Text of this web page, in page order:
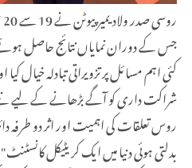
جس کے دوران نمایاں نتائج حاصل
کئی اہم مسائل پر تزویراتی تبادلہ خیال
شراکت داری کو آگے بڑھانے کے لیے
روس تعلقات کی اہمیت اور اثر دو طرفہ
بدلتی ہوئی دنیا میں ایک کریٹیکل